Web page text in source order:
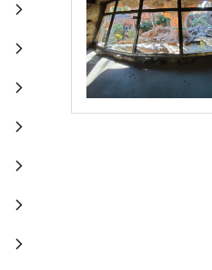
arrow_forward_ios
arrow_forward_ios
arrow_forward_ios
arrow_forward_ios
arrow_forward_ios
arrow_forward_ios
arrow_forward_ios